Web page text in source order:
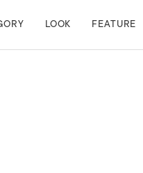
LOOK FEATURE